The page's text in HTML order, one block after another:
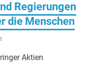
Regierungen
die Menschen
Aktien